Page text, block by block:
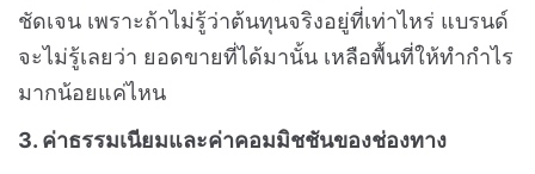
ชัดเจน เพราะถ้าไม่รู้ว่าต้นทุนจริงอยู่ที่เท่าไหร่ แบรนด์
จะไม่รู้เลยว่า ยอดขายที่ได้มานั้น เหลือพื้นที่ให้ทำกำไร
มากน้อยแค่ไหน
3. ค่าธรรมเนียมและค่าคอมมิชชันของช่องทาง